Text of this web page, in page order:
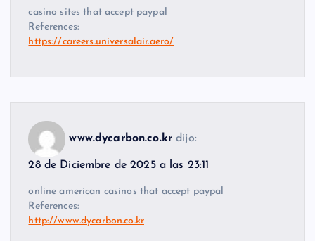
casino sites that accept paypal
References:
https://careers.universalair.aero/
www.dycarbon.co.kr dijo:
28 de Diciembre de 2025 a las 23:11
online american casinos that accept paypal
References:
http://www.dycarbon.co.kr